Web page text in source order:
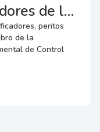
Inspectores y Verificadores de la AGC
peritos
de la
de Control